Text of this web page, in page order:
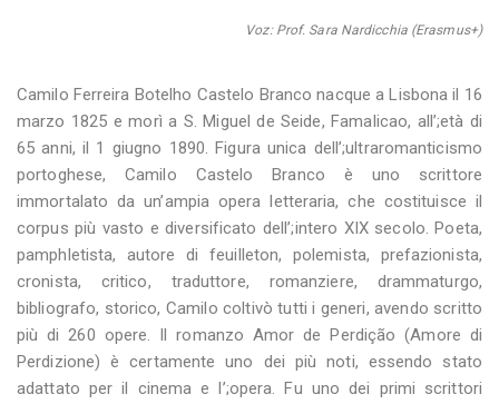
Voz: Prof. Sara Nardicchia (Erasmus+)
Camilo Ferreira Botelho Castelo Branco nacque a Lisbona il 16
marzo 1825 e morì a S. Miguel de Seide, Famalicao, all’;età di
65 anni, il 1 giugno 1890. Figura unica dell’;ultraromanticismo
portoghese, Camilo Castelo Branco è uno scrittore
immortalato da un’ampia opera letteraria, che costituisce il
corpus più vasto e diversificato dell’;intero XIX secolo. Poeta,
pamphletista, autore di feuilleton, polemista, prefazionista,
cronista, critico, traduttore, romanziere, drammaturgo,
bibliografo, storico, Camilo coltivò tutti i generi, avendo scritto
più di 260 opere. Il romanzo Amor de Perdição (Amore di
Perdizione) è certamente uno dei più noti, essendo stato
adattato per il cinema e l’;opera. Fu uno dei primi scrittori